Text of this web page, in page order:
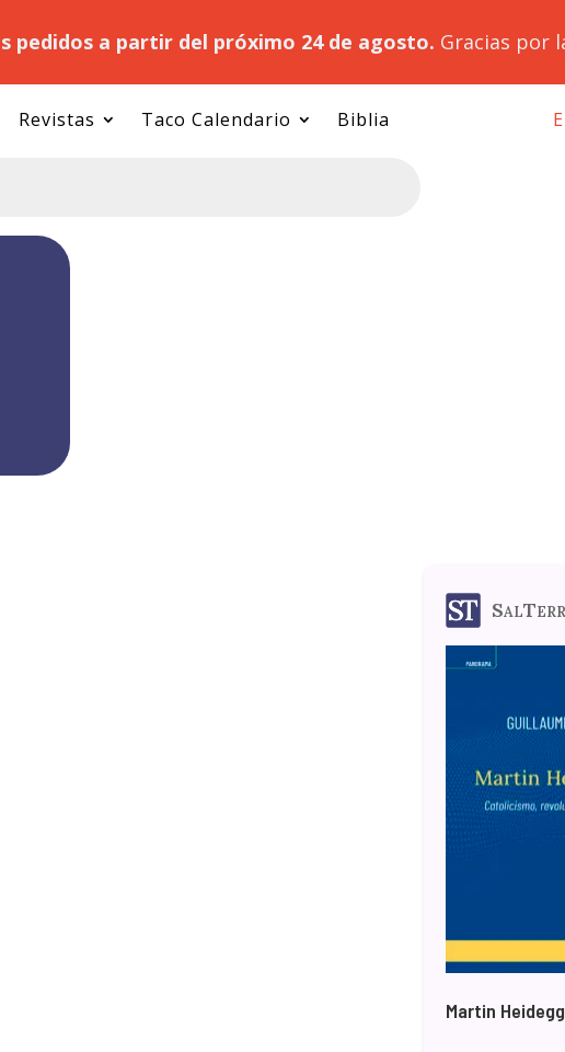
pedidos a partir del próximo 24 de agosto. Gracias por
Revistas Taco Calendario Biblia
Martin